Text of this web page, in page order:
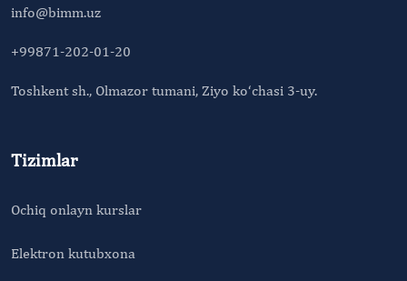
info@bimm.uz
+99871-202-01-20
Toshkent sh., Olmazor tumani, Ziyo ko‘chasi 3-uy.
Tizimlar
Ochiq onlayn kurslar
Elektron kutubxona